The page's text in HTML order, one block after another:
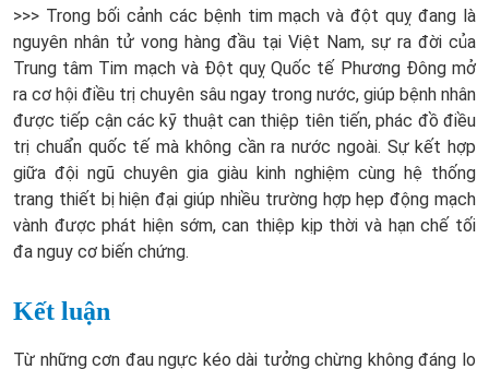
>>> Trong bối cảnh các bệnh tim mạch và đột quỵ đang là
nguyên nhân tử vong hàng đầu tại Việt Nam, sự ra đời của
Trung tâm Tim mạch và Đột quỵ Quốc tế Phương Đông mở
ra cơ hội điều trị chuyên sâu ngay trong nước, giúp bệnh nhân
được tiếp cận các kỹ thuật can thiệp tiên tiến, phác đồ điều
trị chuẩn quốc tế mà không cần ra nước ngoài. Sự kết hợp
giữa đội ngũ chuyên gia giàu kinh nghiệm cùng hệ thống
trang thiết bị hiện đại giúp nhiều trường hợp hẹp động mạch
vành được phát hiện sớm, can thiệp kịp thời và hạn chế tối
đa nguy cơ biến chứng.
Kết luận
Từ những cơn đau ngực kéo dài tưởng chừng không đáng lo